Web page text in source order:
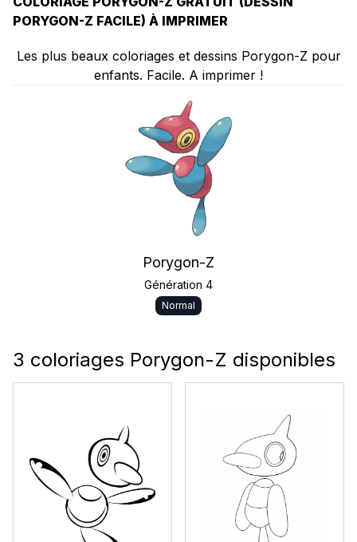
PORYGON-Z FACILE) À IMPRIMER
Les plus beaux coloriages et dessins Porygon-Z pour
enfants. Facile. A imprimer !
Porygon-Z
Génération 4
Normal
3 coloriages Porygon-Z disponibles